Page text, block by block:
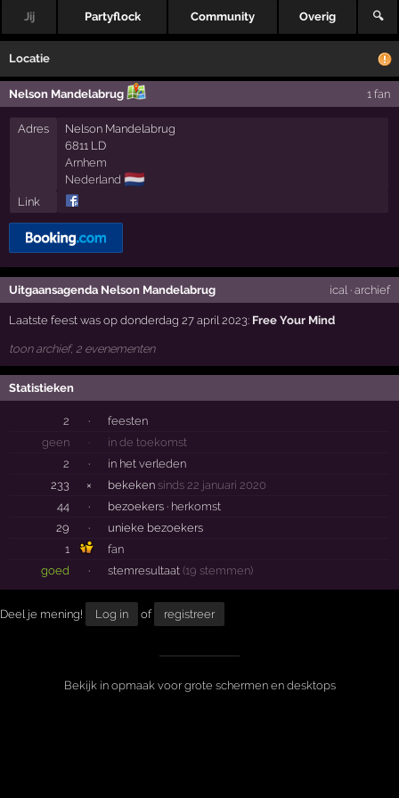
Jij Partyflock Community Overig 🔍
Locatie
Nelson Mandelabrug 1 fan
Adres
Nelson Mandelabrug
6811 LD
Arnhem
Nederland 🇳🇱
Link
Uitgaansagenda Nelson Mandelabrug ical · archief
Laatste feest was op donderdag 27 april 2023: Free Your Mind
toon archief, 2 evenementen
Statistieken
2 ·
feesten
geen
·
in de toekomst
2
·
in het verleden
233
× bekeken sinds 22 januari 2020
44
· bezoekers · herkomst
29
·
unieke bezoekers
1
fan
goed
· stemresultaat (19 stemmen)
Deel je mening! Log in of registreer
Bekijk in opmaak voor grote schermen en desktops